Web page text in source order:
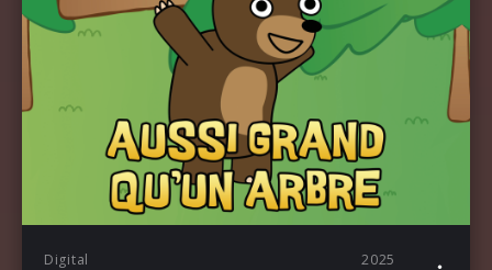
Digital 2025